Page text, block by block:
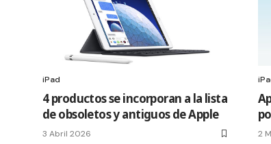
iPad
4 productos se incorporan a la lista
de obsoletos y antiguos de Apple
3 Abril 2026 2